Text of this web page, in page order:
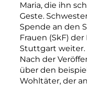
Maria, die ihn
Geste.
Spende an den
Frauen (SkF)
Stuttgart weiter.
Nach der
über den
Wohltäter, der